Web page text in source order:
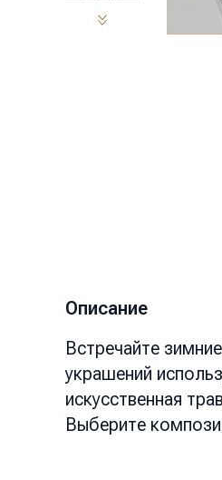
Описание
Встречайте
украшений
искусственная
Выберите